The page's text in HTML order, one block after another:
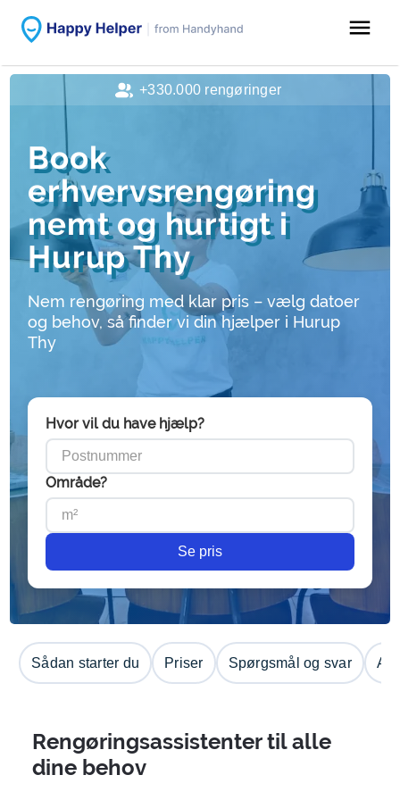
menu
Book
erhvervsrengøring
nemt og hurtigt i
Hurup Thy
Nem rengøring med klar pris – vælg datoer
og behov, så finder vi din hjælper i Hurup
Thy
Hvor vil du have hjælp?
Område?
Se pris
Sådan starter du Priser Spørgsmål og svar
Rengøringsassistenter til alle
dine behov
+330.000 rengøringer